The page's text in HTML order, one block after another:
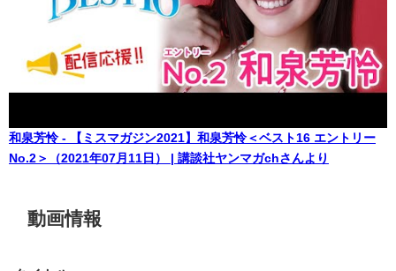
和泉芳怜 - 【ミスマガジン2021】和泉芳怜＜ベスト16 エントリー
No.2＞（2021年07月11日） | 講談社ヤンマガchさんより
動画情報